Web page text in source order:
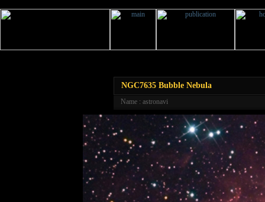
NGC7635 Bubble Nebula
Name : astronavi